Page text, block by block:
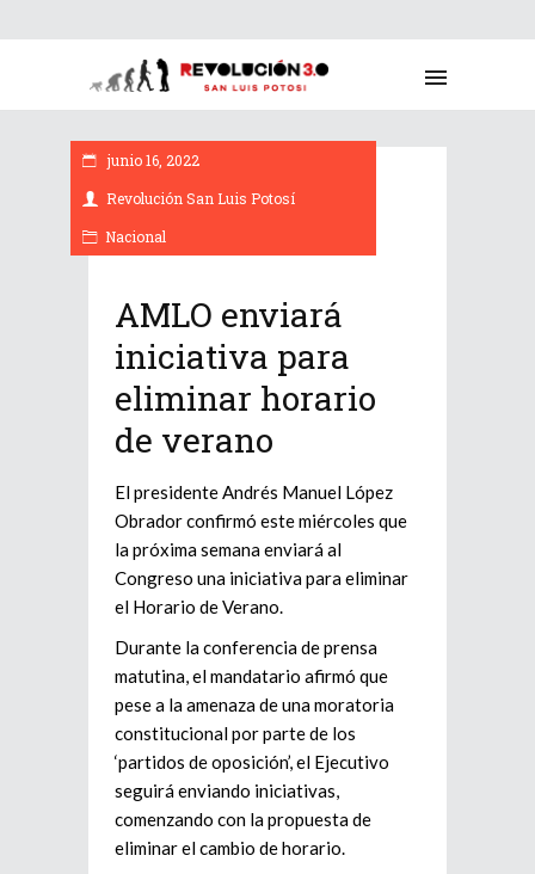
junio 16, 2022
Revolución San Luis Potosí
Nacional
AMLO enviará
iniciativa para
eliminar horario
de verano
El presidente Andrés Manuel López
Obrador confirmó este miércoles que
la próxima semana enviará al
Congreso una iniciativa para eliminar
el Horario de Verano.
Durante la conferencia de prensa
matutina, el mandatario afirmó que
pese a la amenaza de una moratoria
constitucional por parte de los
‘partidos de oposición’, el Ejecutivo
seguirá enviando iniciativas,
comenzando con la propuesta de
eliminar el cambio de horario.